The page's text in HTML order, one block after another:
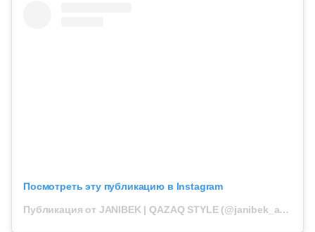
Посмотреть эту публикацию в Instagram
Публикация от JANIBEK | QAZAQ STYLE (@janibek_alimkhanuly)